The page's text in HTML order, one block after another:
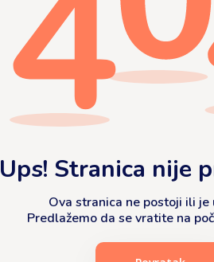
Ups! Stranica nije
Ova stranica ne postoji ili je
Predlažemo da se vratite na